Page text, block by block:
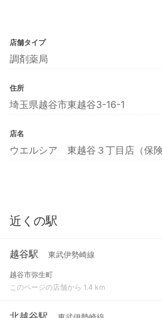
店舗タイプ
調剤薬局
住所
埼玉県越谷市東越谷3-16-1
店名
ウエルシア 東越谷３丁目店（保険
近くの駅
越谷駅 東武伊勢崎線
越谷市弥生町
このページの店舗から 1.4 km